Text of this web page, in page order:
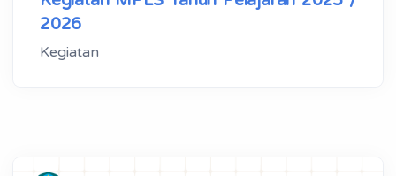
2026
Kegiatan